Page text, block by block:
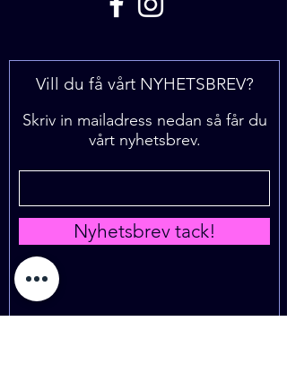
Vill du få vårt NYHETSBREV?
Skriv in mailadress nedan så får du
vårt nyhetsbrev.
Nyhetsbrev tack!